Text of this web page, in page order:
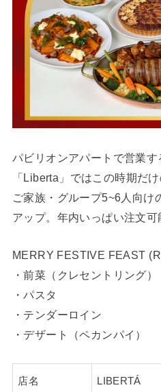
パビリオンアパートで営業
「Liberta」ではこの時期だ
ご家族・グループ5~6人向け
アップ。年内いっぱい注文可
MERRY FESTIVE FEAST
・前菜（クレセントリング）
・パスタ
・テンダーロイン
・デザート（ペカンパイ）
店名 LIBERTÁ